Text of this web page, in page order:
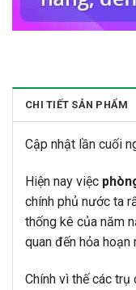
CHI TIẾT SẢN PHẨM
Cập nhật lần cuối
Hiện nay việc
chính phủ nước ta
thống kê của năm
quan đến hỏa hoạn
Chính vì thế các trụ